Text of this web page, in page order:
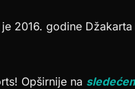
2016. godine
Opširnije na